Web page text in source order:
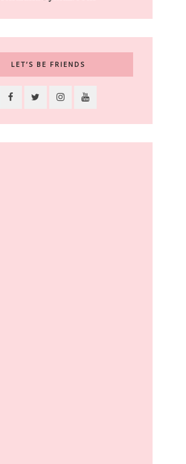
LET’S BE FRIENDS